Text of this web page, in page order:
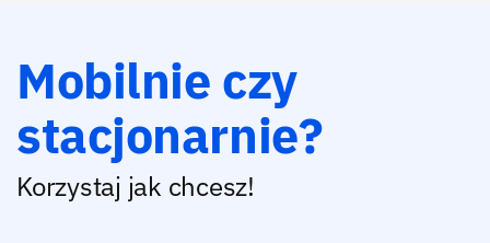
Mobilnie czy
stacjonarnie?
Korzystaj jak chcesz!